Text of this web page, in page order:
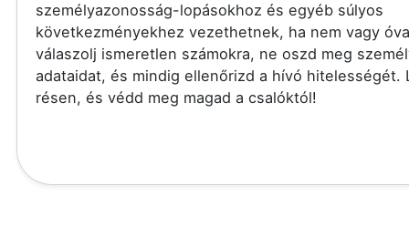
személyazonosság-lopásokhoz és egyéb súlyos
következményekhez vezethetnek, ha nem vagy
válaszolj ismeretlen számokra, ne oszd meg
adataidat, és mindig ellenőrizd a hívó hitelességét.
résen, és védd meg magad a csalóktól!